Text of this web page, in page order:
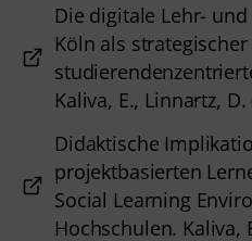
Die digitale Lehr-
Köln als
Kaliva, E., Linnartz, D.
Didaktische
projektbasierten
Social Learning
Hochschulen. Kaliva,